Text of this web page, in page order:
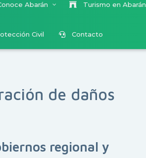
Abarán Turismo en Abarán
Civil Contacto
de daños
regional y